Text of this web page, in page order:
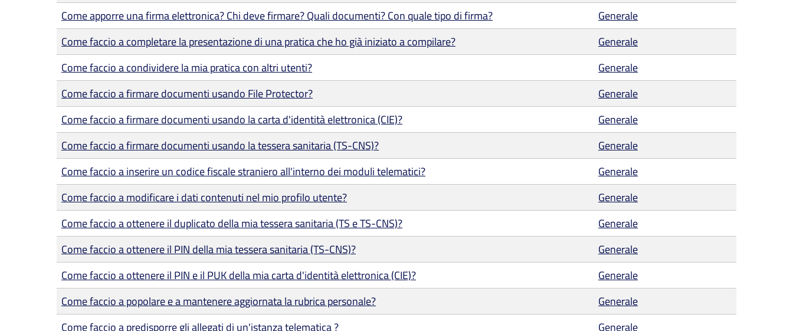
Come apporre una firma elettronica? Chi deve firmare? Quali documenti? Con quale tipo di firma?
Generale
Come faccio a completare la presentazione di una pratica che ho già iniziato a compilare?
Generale
Come faccio a condividere la mia pratica con altri utenti?
Generale
Come faccio a firmare documenti usando File Protector?
Generale
Come faccio a firmare documenti usando la carta d'identità elettronica (CIE)?
Generale
Come faccio a firmare documenti usando la tessera sanitaria (TS-CNS)?
Generale
Come faccio a inserire un codice fiscale straniero all'interno dei moduli telematici?
Generale
Come faccio a modificare i dati contenuti nel mio profilo utente?
Generale
Come faccio a ottenere il duplicato della mia tessera sanitaria (TS e TS-CNS)?
Generale
Come faccio a ottenere il PIN della mia tessera sanitaria (TS-CNS)?
Generale
Come faccio a ottenere il PIN e il PUK della mia carta d'identità elettronica (CIE)?
Generale
Come faccio a popolare e a mantenere aggiornata la rubrica personale?
Generale
Come faccio a predisporre gli allegati di un'istanza telematica ?
Generale